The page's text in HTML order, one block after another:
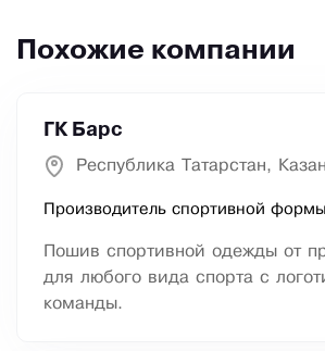
Похожие компании
ГК Барс
Республика Татарстан,
Производитель спортивной формы
Пошив спортивной одежды от
для любого вида спорта с
команды.